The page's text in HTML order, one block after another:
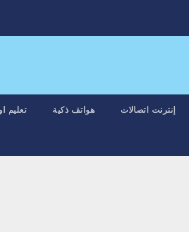
إنترنت اتصالات هواتف ذكية تعليم